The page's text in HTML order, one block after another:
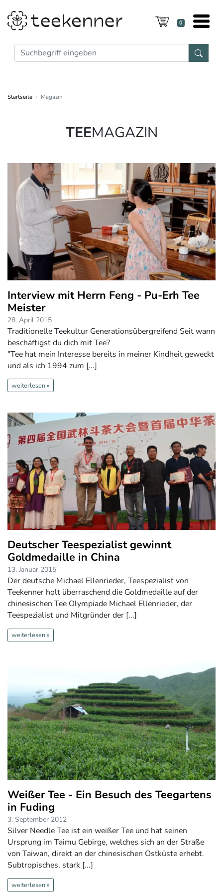
0
Startseite Magazin
TEEMAGAZIN
Interview mit Herrn Feng - Pu-Erh Tee
Meister
28. April 2015
Traditionelle Teekultur Generationsübergreifend Seit wann
beschäftigst du dich mit Tee?
"Tee hat mein Interesse bereits in meiner Kindheit geweckt
und als ich 1994 zum [...]
weiterlesen »
Deutscher Teespezialist gewinnt
Goldmedaille in China
13. Januar 2015
Der deutsche Michael Ellenrieder, Teespezialist von
Teekenner holt überraschend die Goldmedaille auf der
chinesischen Tee Olympiade Michael Ellenrieder, der
Teespezialist und Mitgründer der [...]
weiterlesen »
Weißer Tee - Ein Besuch des Teegartens
in Fuding
3. September 2012
Silver Needle Tee ist ein weißer Tee und hat seinen
Ursprung im Taimu Gebirge, welches sich an der Straße
von Taiwan, direkt an der chinesischen Ostküste erhebt.
Subtropisches, stark [...]
weiterlesen »